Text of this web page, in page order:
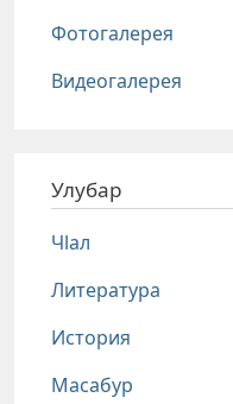
Фотогалерея
Видеогалерея
Улубар
Чlал
Литература
История
Масабур